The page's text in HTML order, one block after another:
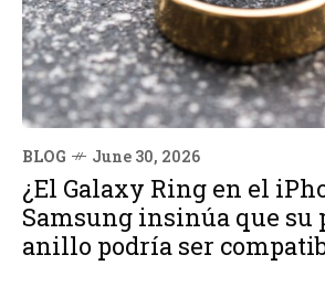
BLOG June 30, 2026
¿El Galaxy Ring en el
Samsung insinúa que su
anillo podría ser